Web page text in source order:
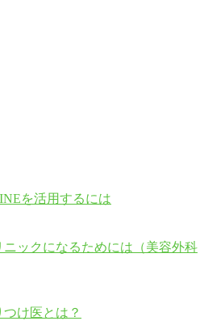
を活用するには
ックになるためには（美容外科
け医とは？